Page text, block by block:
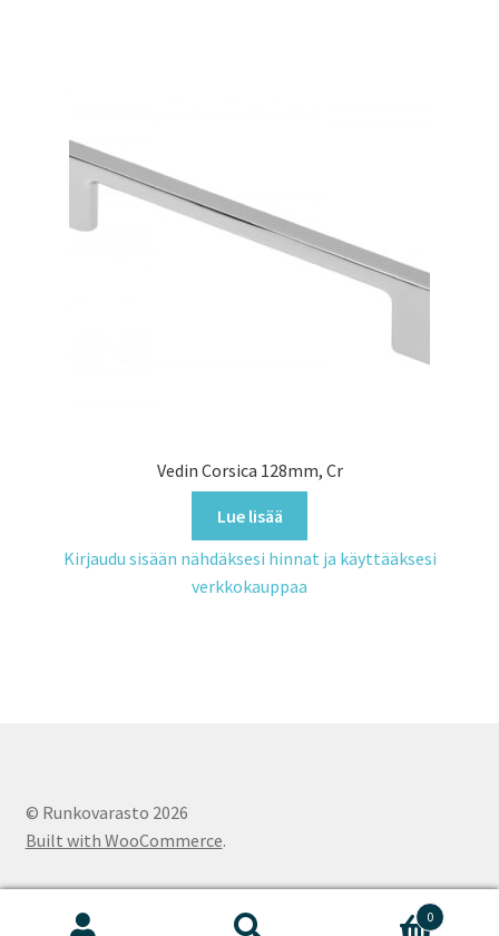
Vedin Corsica 128mm, Cr
Lue lisää
Kirjaudu sisään nähdäksesi hinnat ja käyttääksesi
verkkokauppaa
© Runkovarasto 2026
Built with WooCommerce.
0